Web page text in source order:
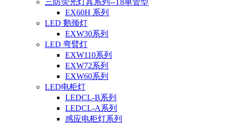
三防荧光灯具系列--T8单管型
EX60H 系列
LED 鹅颈灯
EXW30系列
LED 弯臂灯
EXW110系列
EXW72系列
EXW60系列
LED电柜灯
LEDCL-B系列
LEDCL-A系列
感应电柜灯系列